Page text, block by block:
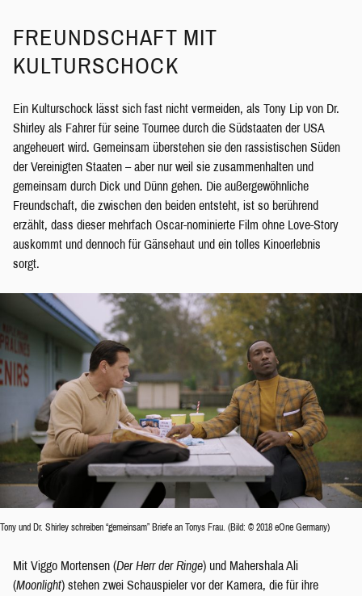
FREUNDSCHAFT MIT
KULTURSCHOCK
Ein Kulturschock lässt sich fast nicht vermeiden, als Tony Lip von Dr.
Shirley als Fahrer für seine Tournee durch die Südstaaten der USA
angeheuert wird. Gemeinsam überstehen sie den rassistischen Süden
der Vereinigten Staaten – aber nur weil sie zusammenhalten und
gemeinsam durch Dick und Dünn gehen. Die außergewöhnliche
Freundschaft, die zwischen den beiden entsteht, ist so berührend
erzählt, dass dieser mehrfach Oscar-nominierte Film ohne Love-Story
auskommt und dennoch für Gänsehaut und ein tolles Kinoerlebnis
sorgt.
Tony und Dr. Shirley schreiben “gemeinsam” Briefe an Tonys Frau. (Bild: © 2018 eOne Germany)
Mit Viggo Mortensen (Der Herr der Ringe) und Mahershala Ali
(Moonlight) stehen zwei Schauspieler vor der Kamera, die für ihre